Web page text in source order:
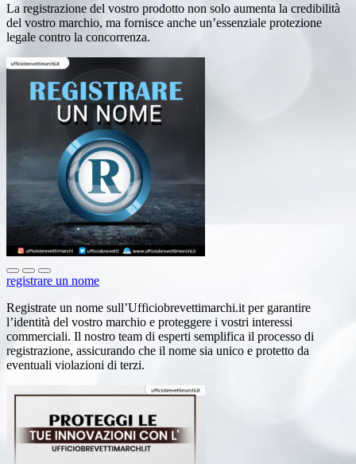
La registrazione del vostro prodotto non solo aumenta la credibilità
del vostro marchio, ma fornisce anche un’essenziale protezione
legale contro la concorrenza.
registrare un nome
Registrate un nome sull’Ufficiobrevettimarchi.it per garantire
l’identità del vostro marchio e proteggere i vostri interessi
commerciali. Il nostro team di esperti semplifica il processo di
registrazione, assicurando che il nome sia unico e protetto da
eventuali violazioni di terzi.